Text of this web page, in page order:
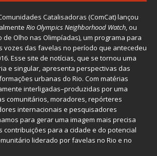
Catalisadoras (ComCat) lançou
Rio Olympics Neighborhood Watch, ou
de Olho nas Olimpíadas), um programa para
vozes das favelas no período que antecedeu
Esse site de notícias, que se tornou uma
e singular, apresenta perspectivas das
urbanas do Rio. Com matérias
interligadas–produzidas por uma
comunitários, moradores, repórteres
internacionais e pesquisadores
para gerar uma imagem mais precisa
contribuições para a cidade e do potencial
liderado por favelas no Rio e no